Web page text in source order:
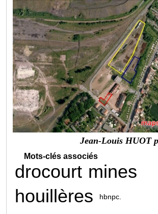
Jean-Louis HUOT
Mots-clés associés
drocourt mines
houillères
hbnpc.